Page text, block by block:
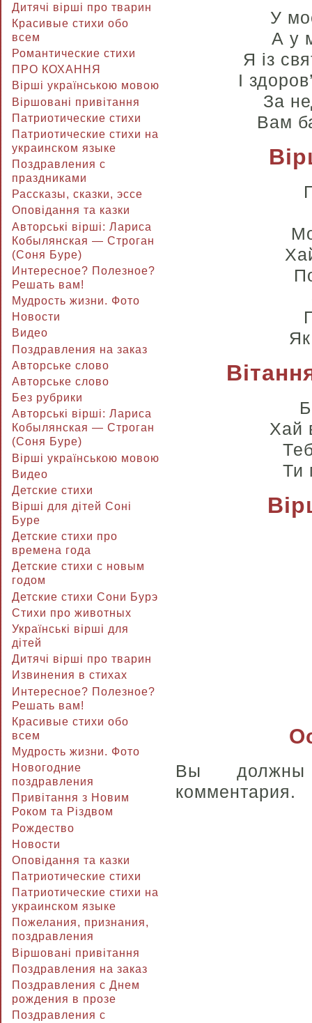
Дитячі вірші про тварин
Красивые стихи обо
всем
Романтические стихи
ПРО КОХАННЯ
Вірші українською мовою
Віршовані привітання
Патриотические стихи
Патриотические стихи на
украинском языке
Поздравления с
праздниками
Рассказы, сказки, эссе
Оповідання та казки
Авторські вірші: Лариса
Кобылянская — Строган
(Соня Буре)
Интересное? Полезное?
Решать вам!
Мудрость жизни. Фото
Новости
Видео
Поздравления на заказ
Авторське слово
Авторське слово
Без рубрики
Авторські вірші: Лариса
Кобылянская — Строган
(Соня Буре)
Вірші українською мовою
Видео
Детские стихи
Вірші для дітей Соні
Буре
Детские стихи про
времена года
Детские стихи с новым
годом
Детские стихи Сони Бурэ
Стихи про животных
Українські вірші для
дітей
Дитячі вірші про тварин
Извинения в стихах
Интересное? Полезное?
Решать вам!
Красивые стихи обо
всем
Мудрость жизни. Фото
Новогодние
поздравления
Привітання з Новим
Роком та Різдвом
Рождество
Новости
Оповідання та казки
Патриотические стихи
Патриотические стихи на
украинском языке
Пожелания, признания,
поздравления
Віршовані привітання
Поздравления на заказ
Поздравления с Днем
рождения в прозе
Поздравления с
У
А у
Я із
І
За
Вам
Хай
Ти
Вы
комментария.